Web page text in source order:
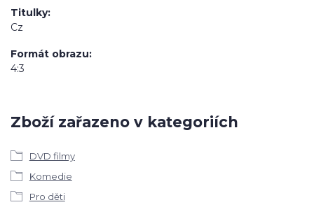
Titulky
Cz
Formát obrazu
4:3
Zboží zařazeno v kategoriích
DVD filmy
Komedie
Pro děti